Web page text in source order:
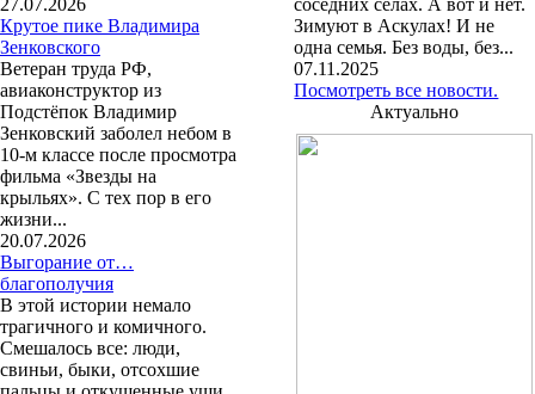
27.07.2026
Крутое пике Владимира
Зенковского
Ветеран труда РФ,
авиаконструктор из
Подстёпок Владимир
Зенковский заболел небом в
10-м классе после просмотра
фильма «Звезды на
крыльях». С тех пор в его
жизни...
20.07.2026
Выгорание от…
благополучия
В этой истории немало
трагичного и комичного.
Смешалось все: люди,
свиньи, быки, отсохшие
соседних селах. А вот и нет.
Зимуют в Аскулах! И не
одна семья. Без воды, без...
07.11.2025
Посмотреть все новости.
Актуально